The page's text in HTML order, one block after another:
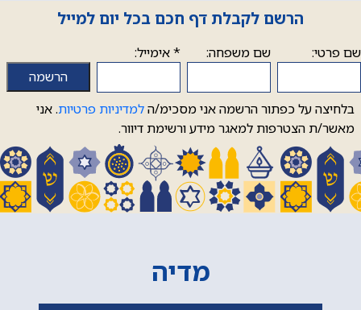
הרשם לקבלת דף חכם בכל יום למייל
שם פרטי: שם משפחה: *אימייל:
בלחיצה על כפתור הרשמה אני מסכימ/הלמדיניות פרטיות. אני
מאשר/ת הצטרפות למאגר מידע ורשימת דיוור.
מדיה